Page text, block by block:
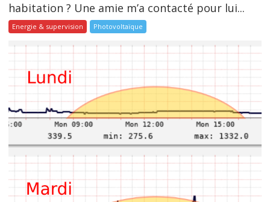
habitation ? Une amie m’a contacté pour lui...
Energie & supervision Photovoltaïque